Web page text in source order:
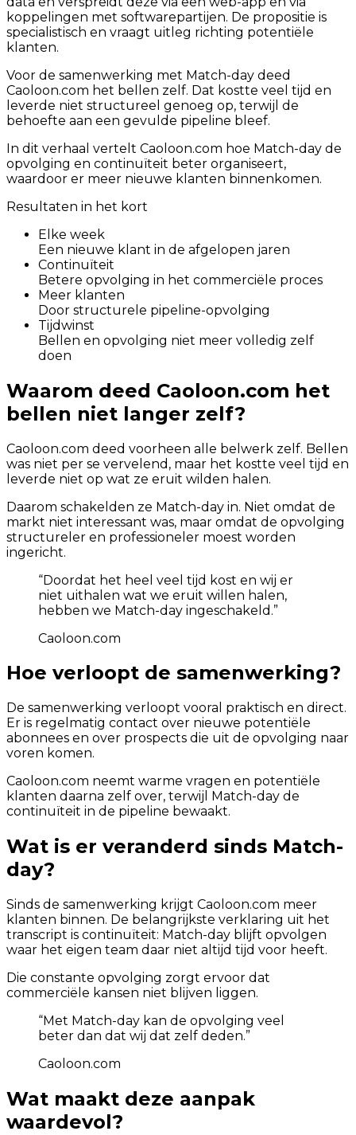
koppelingen met softwarepartijen. De propositie is
specialistisch en vraagt uitleg richting potentiële
klanten.
Voor de samenwerking met Match-day deed
Caoloon.com het bellen zelf. Dat kostte veel tijd en
leverde niet structureel genoeg op, terwijl de
behoefte aan een gevulde pipeline bleef.
In dit verhaal vertelt Caoloon.com hoe Match-day de
opvolging en continuïteit beter organiseert,
waardoor er meer nieuwe klanten binnenkomen.
Resultaten in het kort
Elke week
Een nieuwe klant in de afgelopen jaren
Continuïteit
Betere opvolging in het commerciële proces
Meer klanten
Door structurele pipeline-opvolging
Tijdwinst
Bellen en opvolging niet meer volledig zelf
doen
Waarom deed Caoloon.com het
bellen niet langer zelf?
Caoloon.com deed voorheen alle belwerk zelf. Bellen
was niet per se vervelend, maar het kostte veel tijd en
leverde niet op wat ze eruit wilden halen.
Daarom schakelden ze Match-day in. Niet omdat de
markt niet interessant was, maar omdat de opvolging
structureler en professioneler moest worden
ingericht.
“Doordat het heel veel tijd kost en wij er
niet uithalen wat we eruit willen halen,
hebben we Match-day ingeschakeld.”
Caoloon.com
Hoe verloopt de samenwerking?
De samenwerking verloopt vooral praktisch en direct.
Er is regelmatig contact over nieuwe potentiële
abonnees en over prospects die uit de opvolging naar
voren komen.
Caoloon.com neemt warme vragen en potentiële
klanten daarna zelf over, terwijl Match-day de
continuïteit in de pipeline bewaakt.
Wat is er veranderd sinds Match-
day?
Sinds de samenwerking krijgt Caoloon.com meer
klanten binnen. De belangrijkste verklaring uit het
transcript is continuïteit: Match-day blijft opvolgen
waar het eigen team daar niet altijd tijd voor heeft.
Die constante opvolging zorgt ervoor dat
commerciële kansen niet blijven liggen.
“Met Match-day kan de opvolging veel
beter dan dat wij dat zelf deden.”
Caoloon.com
Wat maakt deze aanpak
waardevol?